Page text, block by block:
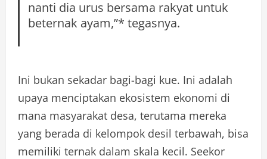
nanti dia urus bersama rakyat untuk
beternak ayam,”* tegasnya.
Ini bukan sekadar bagi-bagi kue. Ini adalah
upaya menciptakan ekosistem ekonomi di
mana masyarakat desa, terutama mereka
yang berada di kelompok desil terbawah, bisa
memiliki ternak dalam skala kecil. Seekor